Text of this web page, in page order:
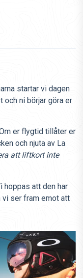
startar vi dagen
ni börjar göra er
er flygtid tillåter er
och njuta av La
att liftkort inte
hoppas att den har
vi ser fram emot att